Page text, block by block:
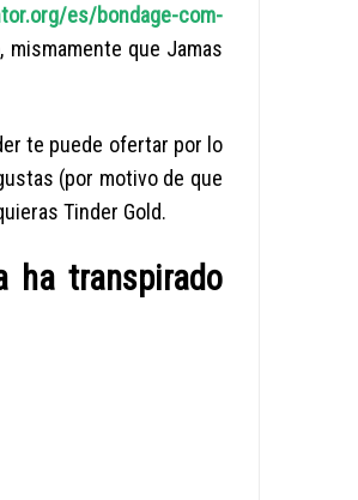
es/bondage-com-
que Jamas
te puede ofertar por lo
(por motivo de que
Tinder Gold.
ha transpirado